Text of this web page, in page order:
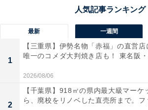
最新 一週間
1
【三重県】伊勢名物「赤福」の直営店
唯一のコメダ大判焼き店も！ 東名阪
2026/08/06
2
【千葉県】918㎡の県内最大級マーケ
ら、廃校をリノベした直売所まで。フ